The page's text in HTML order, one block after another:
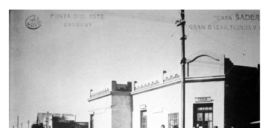
Libro 4 Estaciones 2025
Punta del Este. Somos tu destino
Batería San Fernando